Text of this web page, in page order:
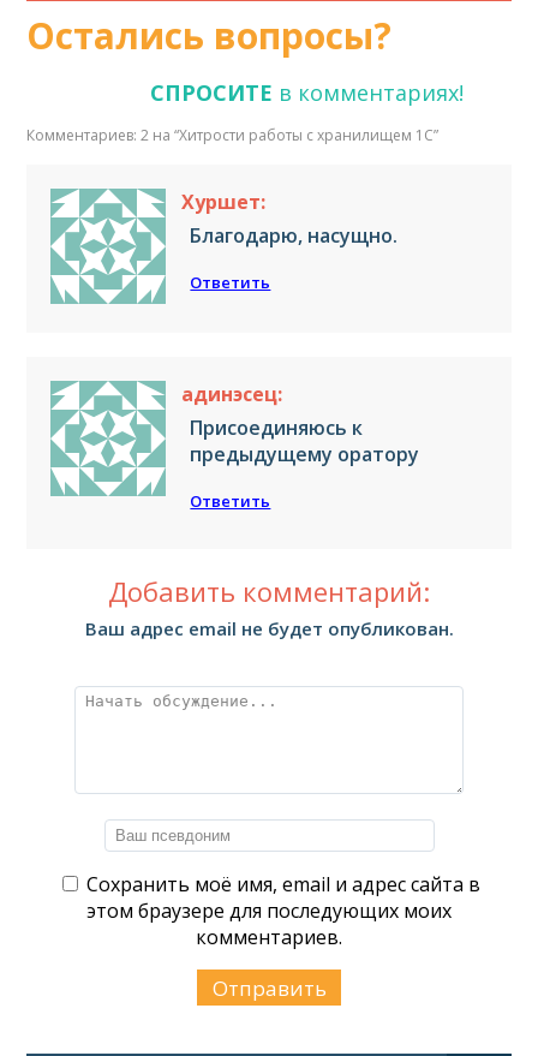
Остались вопросы?
СПРОСИТЕ в комментариях!
Комментариев: 2 на “Хитрости работы с хранилищем 1С”
Хуршет:
Благодарю, насущно.
Ответить
адинэсец:
Присоединяюсь к
предыдущему оратору
Ответить
Добавить комментарий:
Ваш адрес email не будет опубликован.
Сохранить моё имя, email и адрес сайта в
этом браузере для последующих моих
комментариев.